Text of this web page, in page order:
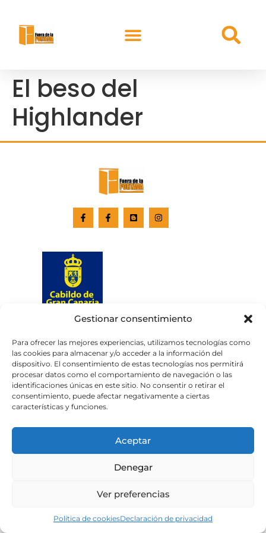
Gestionar consentimiento
Para ofrecer las mejores experiencias, utilizamos tecnologías como
las cookies para almacenar y/o acceder a la información del
dispositivo. El consentimiento de estas tecnologías nos permitirá
procesar datos como el comportamiento de navegación o las
identificaciones únicas en este sitio. No consentir o retirar el
consentimiento, puede afectar negativamente a ciertas
características y funciones.
Aceptar
Denegar
Ver preferencias
Política de cookiesDeclaración de privacidad
El beso del
Highlander
Aviso legalPolítica de privacidad
Política de cookies
Portal de transparencia